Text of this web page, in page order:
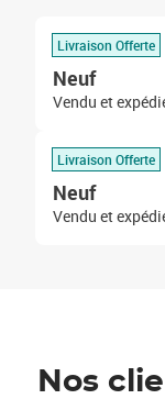
Livraison Offerte
Neuf
Vendu et
Livraison Offerte
Neuf
Vendu et
Nos